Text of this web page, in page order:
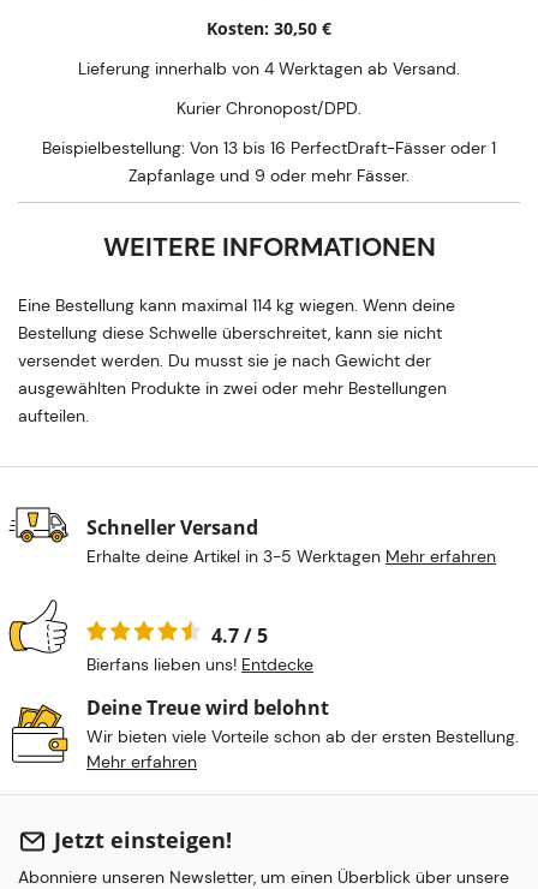
Kosten: 30,50 €
Lieferung innerhalb von 4 Werktagen ab Versand.
Kurier Chronopost/DPD.
Beispielbestellung: Von 13 bis 16 PerfectDraft-Fässer oder 1
Zapfanlage und 9 oder mehr Fässer.
WEITERE INFORMATIONEN
Eine Bestellung kann maximal 114 kg wiegen. Wenn deine
Bestellung diese Schwelle überschreitet, kann sie nicht
versendet werden. Du musst sie je nach Gewicht der
ausgewählten Produkte in zwei oder mehr Bestellungen
aufteilen.
Schneller Versand
Erhalte deine Artikel in 3-5 Werktagen Mehr erfahren
4.7 / 5
Bierfans lieben uns! Entdecke
Deine Treue wird belohnt
Wir bieten viele Vorteile schon ab der ersten Bestellung.
Mehr erfahren
Jetzt einsteigen!
Abonniere unseren Newsletter, um einen Überblick über unsere